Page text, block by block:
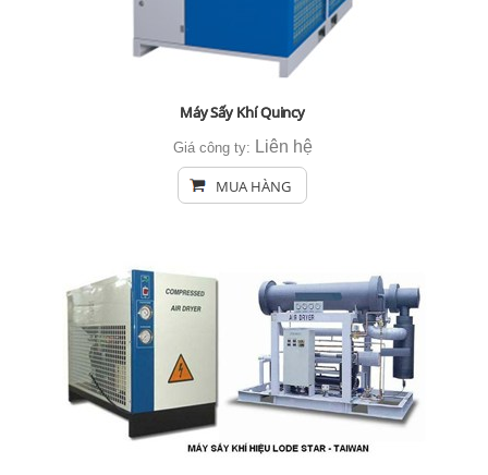
Máy Sấy Khí Quincy
Giá công ty: Liên hệ
MUA HÀNG